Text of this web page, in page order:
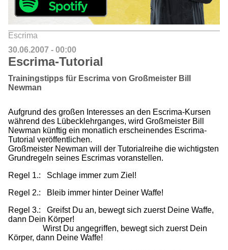
Escrima
30.06.2007 - 00:00
Escrima-Tutorial
Trainingstipps für Escrima von Großmeister Bill
Newman
Aufgrund des großen Interesses an den Escrima-Kursen
während des Lübecklehrganges, wird Großmeister Bill
Newman künftig ein monatlich erscheinendes Escrima-
Tutorial veröffentlichen.
Großmeister Newman will der Tutorialreihe die wichtigsten
Grundregeln seines Escrimas voranstellen.
Regel 1.: Schlage immer zum Ziel!
Regel 2.: Bleib immer hinter Deiner Waffe!
Regel 3.: Greifst Du an, bewegt sich zuerst Deine Waffe,
dann Dein Körper!
Wirst Du angegriffen, bewegt sich zuerst Dein
Körper, dann Deine Waffe!